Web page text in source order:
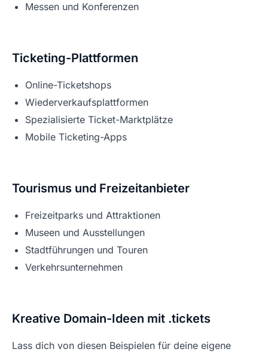
Messen und Konferenzen
Ticketing-Plattformen
Online-Ticketshops
Wiederverkaufsplattformen
Spezialisierte Ticket-Marktplätze
Mobile Ticketing-Apps
Tourismus und Freizeitanbieter
Freizeitparks und Attraktionen
Museen und Ausstellungen
Stadtführungen und Touren
Verkehrsunternehmen
Kreative Domain-Ideen mit .tickets
Lass dich von diesen Beispielen für deine eigene